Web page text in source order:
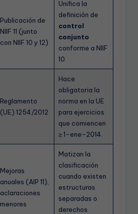
Publicación de
NIIF 11 (junto
con NIIF 10 y 12)
Unifica la
definición de
control
conjunto
conforme a NIIF
10.
Reglamento
(UE) 1254/2012
Hace
obligatoria la
norma en la UE
para ejercicios
que comiencen
≥ 1-ene-2014.
Mejoras
anuales (AIP 11),
aclaraciones
menores
Matizan la
clasificación
cuando existen
estructuras
separadas o
derechos